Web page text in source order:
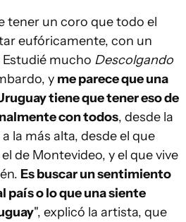
tener un coro que todo el
eufóricamente, con un
mucho Descolgando
y me parece que una
tiene que tener eso de
con todos, desde la
la más alta, desde el que
de Montevideo, y el que vive
Es buscar un sentimiento
país o lo que una siente
", explicó la artista, que